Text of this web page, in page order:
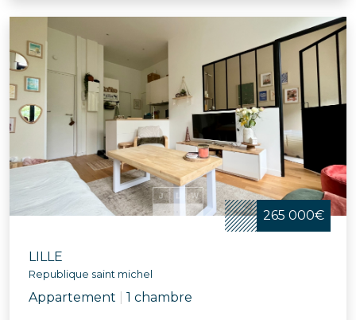
265 000€
LILLE
Republique saint michel
Appartement 1 chambre